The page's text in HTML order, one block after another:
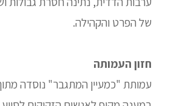
של הפרט והקהילה.
חזון העמותה
עמותת "כמעיין המתגבר" נוסדה